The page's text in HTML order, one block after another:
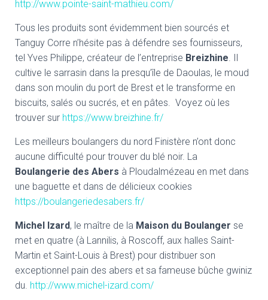
http://www.pointe-saint-mathieu.com/
Tous les produits sont évidemment bien sourcés et
Tanguy Corre n’hésite pas à défendre ses fournisseurs,
tel Yves Philippe, créateur de l’entreprise Breizhine. Il
cultive le sarrasin dans la presqu’île de Daoulas, le moud
dans son moulin du port de Brest et le transforme en
biscuits, salés ou sucrés, et en pâtes. Voyez où les
trouver sur https://www.breizhine.fr/
Les meilleurs boulangers du nord Finistère n’ont donc
aucune difficulté pour trouver du blé noir. La
Boulangerie des Abers à Ploudalmézeau en met dans
une baguette et dans de délicieux cookies
https://boulangeriedesabers.fr/
Michel Izard, le maître de la Maison du Boulanger se
met en quatre (à Lannilis, à Roscoff, aux halles Saint-
Martin et Saint-Louis à Brest) pour distribuer son
exceptionnel pain des abers et sa fameuse bûche gwiniz
du. http://www.michel-izard.com/